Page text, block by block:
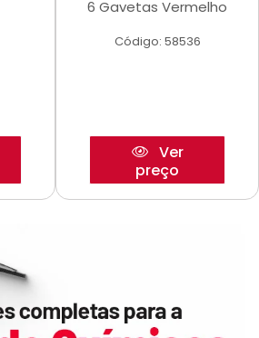
6 Gavetas Vermelho
Código: 58536
Ver
preço